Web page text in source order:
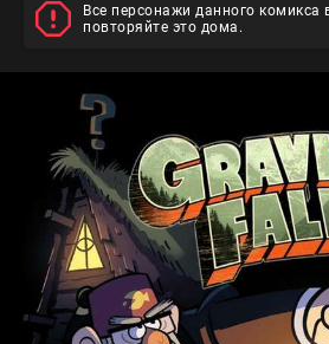
Все персонажи данного
повторяйте это дома.